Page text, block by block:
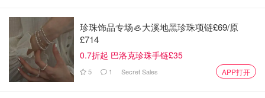
珍珠饰品专场🦪大溪地黑珍珠项链£69/原
£714
0.7折起 巴洛克珍珠手链£35
5 1 Secret Sales APP打开